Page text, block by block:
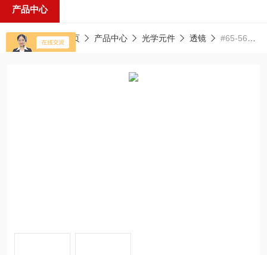
产品中心
当前位置：首页 产品中心 光学元件 透镜 #65-564爱特蒙特光学 镀MgF2膜层的消色差镜片